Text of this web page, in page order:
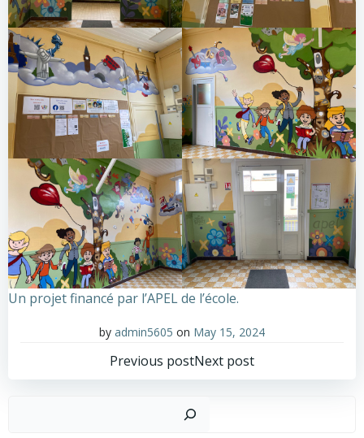
Un projet financé par l’APEL de l’école.
by admin5605 on May 15, 2024
Post
navigation
Previous postPost
navigation
Next post